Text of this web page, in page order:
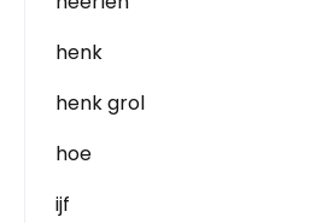
henk
henk grol
hoe
ijf